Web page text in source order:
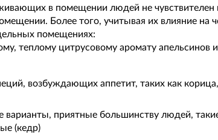
в помещении людей не чувствителен
Более того, учитывая их влияние на
помещениях:
теплому цитрусовому аромату апельсинов
возбуждающих аппетит, таких как
варианты, приятные большинству людей,
(кедр)